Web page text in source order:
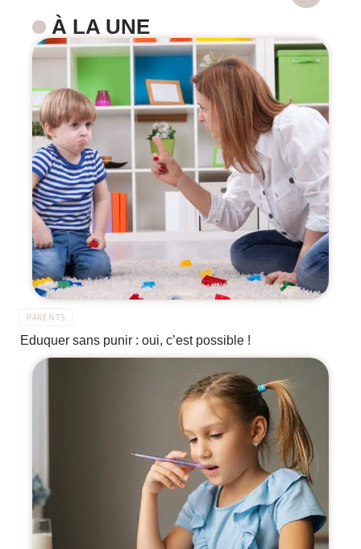
À LA UNE
PARENTS
Eduquer sans punir : oui, c’est possible !